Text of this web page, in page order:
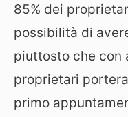
85% dei
possibilità di
piuttosto che con
proprietari
primo